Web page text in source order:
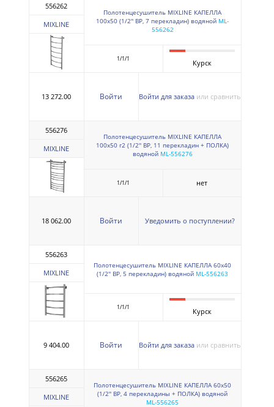
556262
MIXLINE
Полотенцесушитель MIXLINE КАПЕЛЛА
100х50 (1/2'' ВР, 7 перекладин) водяной ML-
556262
1/1/1 Курск
13 272.00 Войти Войти для заказа или сравнить
556276
MIXLINE
Полотенцесушитель MIXLINE КАПЕЛЛА
100х50 г2 (1/2'' ВР, 11 перекладин + ПОЛКА)
водяной ML-556276
1/1/1 нет
18 062.00 Войти Уведомить о поступлении?
556263
MIXLINE
Полотенцесушитель MIXLINE КАПЕЛЛА 60х40
(1/2'' ВР, 5 перекладин) водяной ML-556263
1/1/1 Курск
9 404.00 Войти Войти для заказа или сравнить
556265
MIXLINE
Полотенцесушитель MIXLINE КАПЕЛЛА 60х50
(1/2'' ВР, 4 перекладины + ПОЛКА) водяной
ML-556265